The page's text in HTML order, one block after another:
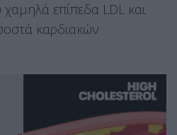
επίπεδα LDL και
καρδιακών